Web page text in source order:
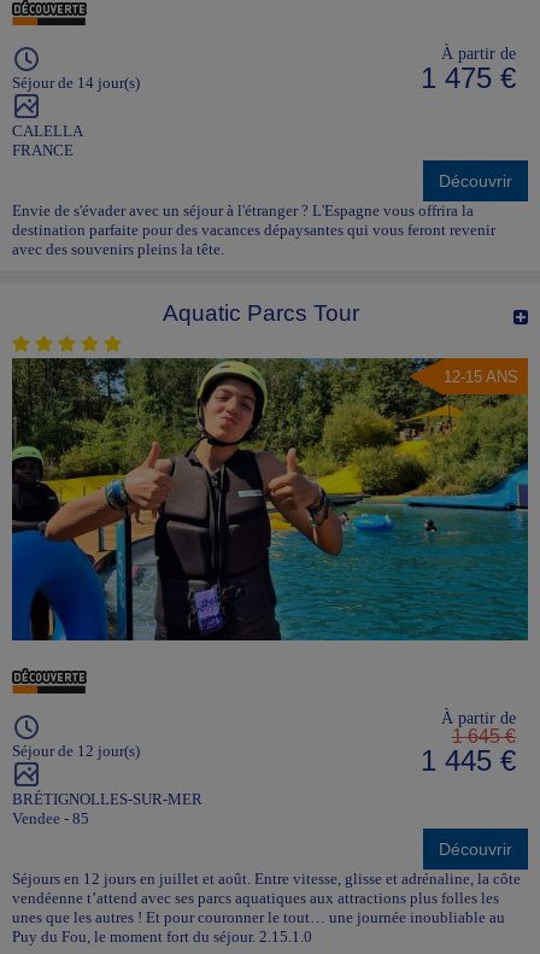
Séjour de 14 jour(s)
CALELLA
FRANCE
À partir de
1 475 €
Découvrir
Envie de s'évader avec un séjour à l'étranger ? L'Espagne vous offrira la
destination parfaite pour des vacances dépaysantes qui vous feront revenir
avec des souvenirs pleins la tête.
Aquatic Parcs Tour
12-15 ANS
Séjour de 12 jour(s)
BRÉTIGNOLLES-SUR-MER
Vendee - 85
À partir de
1 645 €
1 445 €
Découvrir
Séjours en 12 jours en juillet et août. Entre vitesse, glisse et adrénaline, la côte
vendéenne t’attend avec ses parcs aquatiques aux attractions plus folles les
unes que les autres ! Et pour couronner le tout… une journée inoubliable au
Puy du Fou, le moment fort du séjour. 2.15.1.0